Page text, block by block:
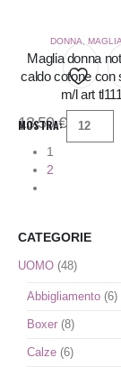
dei
alla
desideri
DONNA
Maglia donna
caldo cotone con
m/l art
13,50€
MOSTRA:
1
2
CATEGORIE
UOMO (48)
Abbigliamento (6)
Boxer (8)
Calze (6)